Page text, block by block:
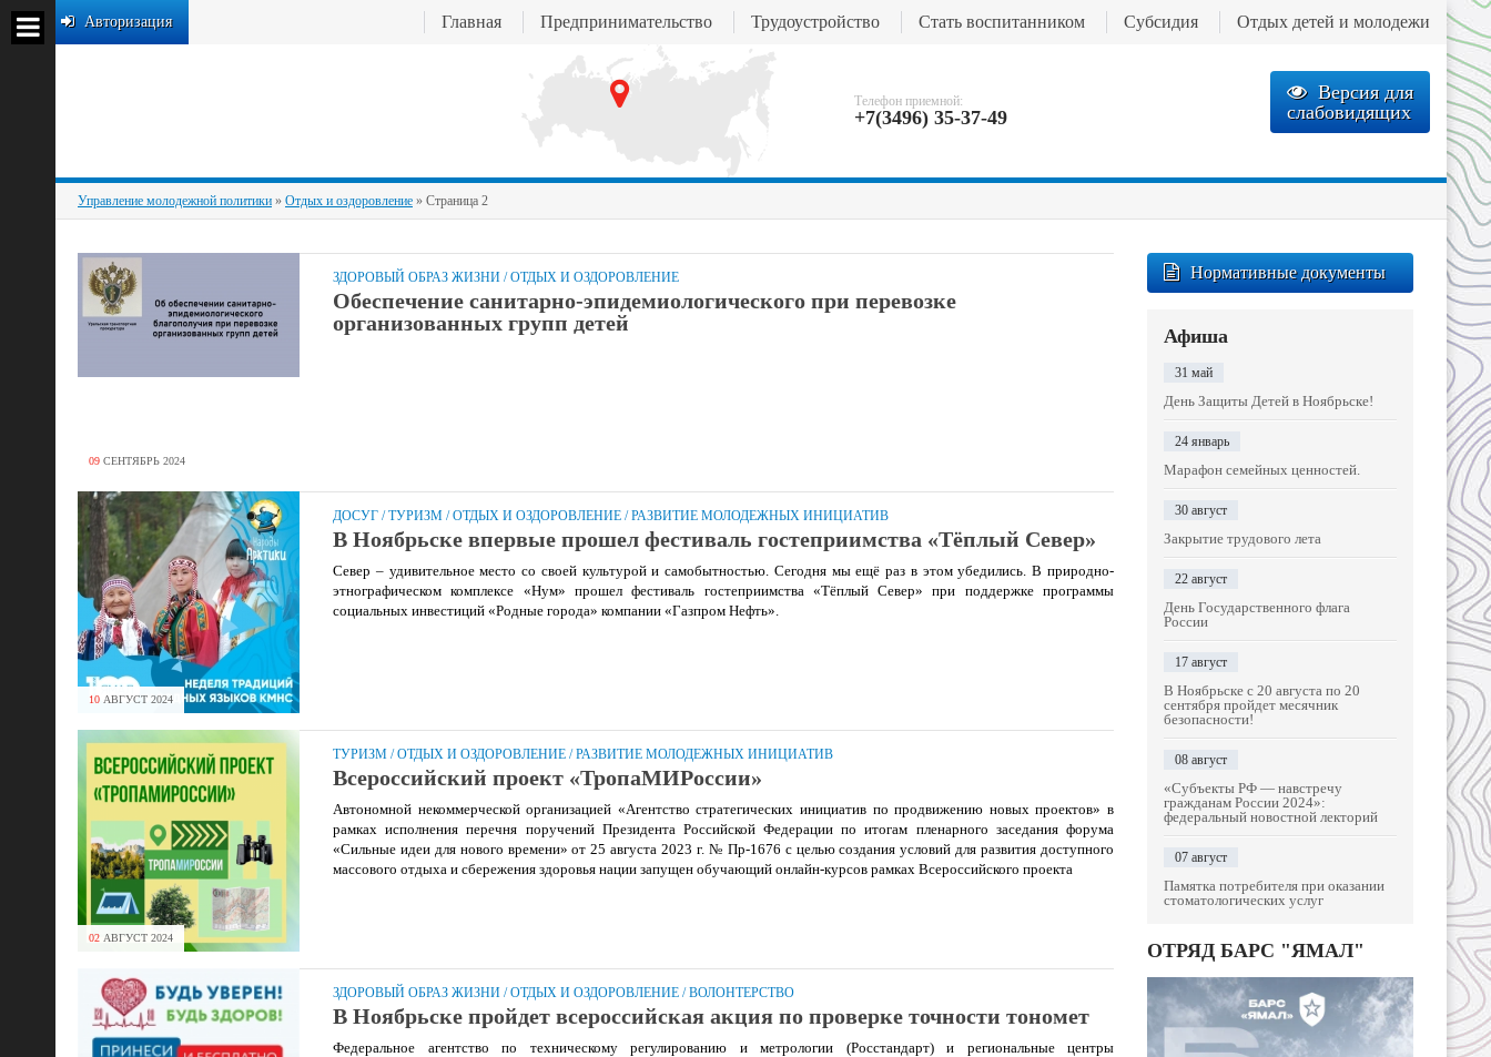
Телефон приемной:
+7(3496) 35-37-49
Версия для
слабовидящих
Авторизация Главная Предпринимательство Трудоустройство Стать воспитанником Субсидия Отдых детей и молодежи
Управление молодежной политики » Отдых и оздоровление » Страница 2
09 СЕНТЯБРЬ 2024
ЗДОРОВЫЙ ОБРАЗ ЖИЗНИ /ОТДЫХ И ОЗДОРОВЛЕНИЕ
Обеспечение санитарно-эпидемиологического при перевозке
организованных групп детей
10 АВГУСТ 2024
ДОСУГ /ТУРИЗМ /ОТДЫХ И ОЗДОРОВЛЕНИЕ /РАЗВИТИЕ МОЛОДЕЖНЫХ ИНИЦИАТИВ
В Ноябрьске впервые прошел фестиваль гостеприимства «Тёплый Север»
Север – удивительное место со своей культурой и самобытностью. Сегодня мы ещё раз в этом убедились. В природно-
этнографическом комплексе «Нум» прошел фестиваль гостеприимства «Тёплый Север» при поддержке программы
социальных инвестиций «Родные города» компании «Газпром Нефть».
02 АВГУСТ 2024
ТУРИЗМ /ОТДЫХ И ОЗДОРОВЛЕНИЕ /РАЗВИТИЕ МОЛОДЕЖНЫХ ИНИЦИАТИВ
Всероссийский проект «ТропаМИРоссии»
Автономной некоммерческой организацией «Агентство стратегических инициатив по продвижению новых проектов» в
рамках исполнения перечня поручений Президента Российской Федерации по итогам пленарного заседания форума
«Сильные идеи для нового времени» от 25 августа 2023 г. № Пр-1676 с целью создания условий для развития доступного
массового отдыха и сбережения здоровья нации запущен обучающий онлайн-курсов рамках Всероссийского проекта
ЗДОРОВЫЙ ОБРАЗ ЖИЗНИ /ОТДЫХ И ОЗДОРОВЛЕНИЕ /ВОЛОНТЕРСТВО
В Ноябрьске пройдет всероссийская акция по проверке точности тономет
Федеральное агентство по техническому регулированию и метрологии (Росстандарт) и региональные центры
Нормативные документы
Афиша
31 май
День Защиты Детей в Ноябрьске!
24 январь
Марафон семейных ценностей.
30 август
Закрытие трудового лета
22 август
День Государственного флага
России
17 август
В Ноябрьске с 20 августа по 20
сентября пройдет месячник
безопасности!
08 август
«Субъекты РФ — навстречу
гражданам России 2024»:
федеральный новостной лекторий
07 август
Памятка потребителя при оказании
стоматологических услуг
ОТРЯД БАРС "ЯМАЛ"